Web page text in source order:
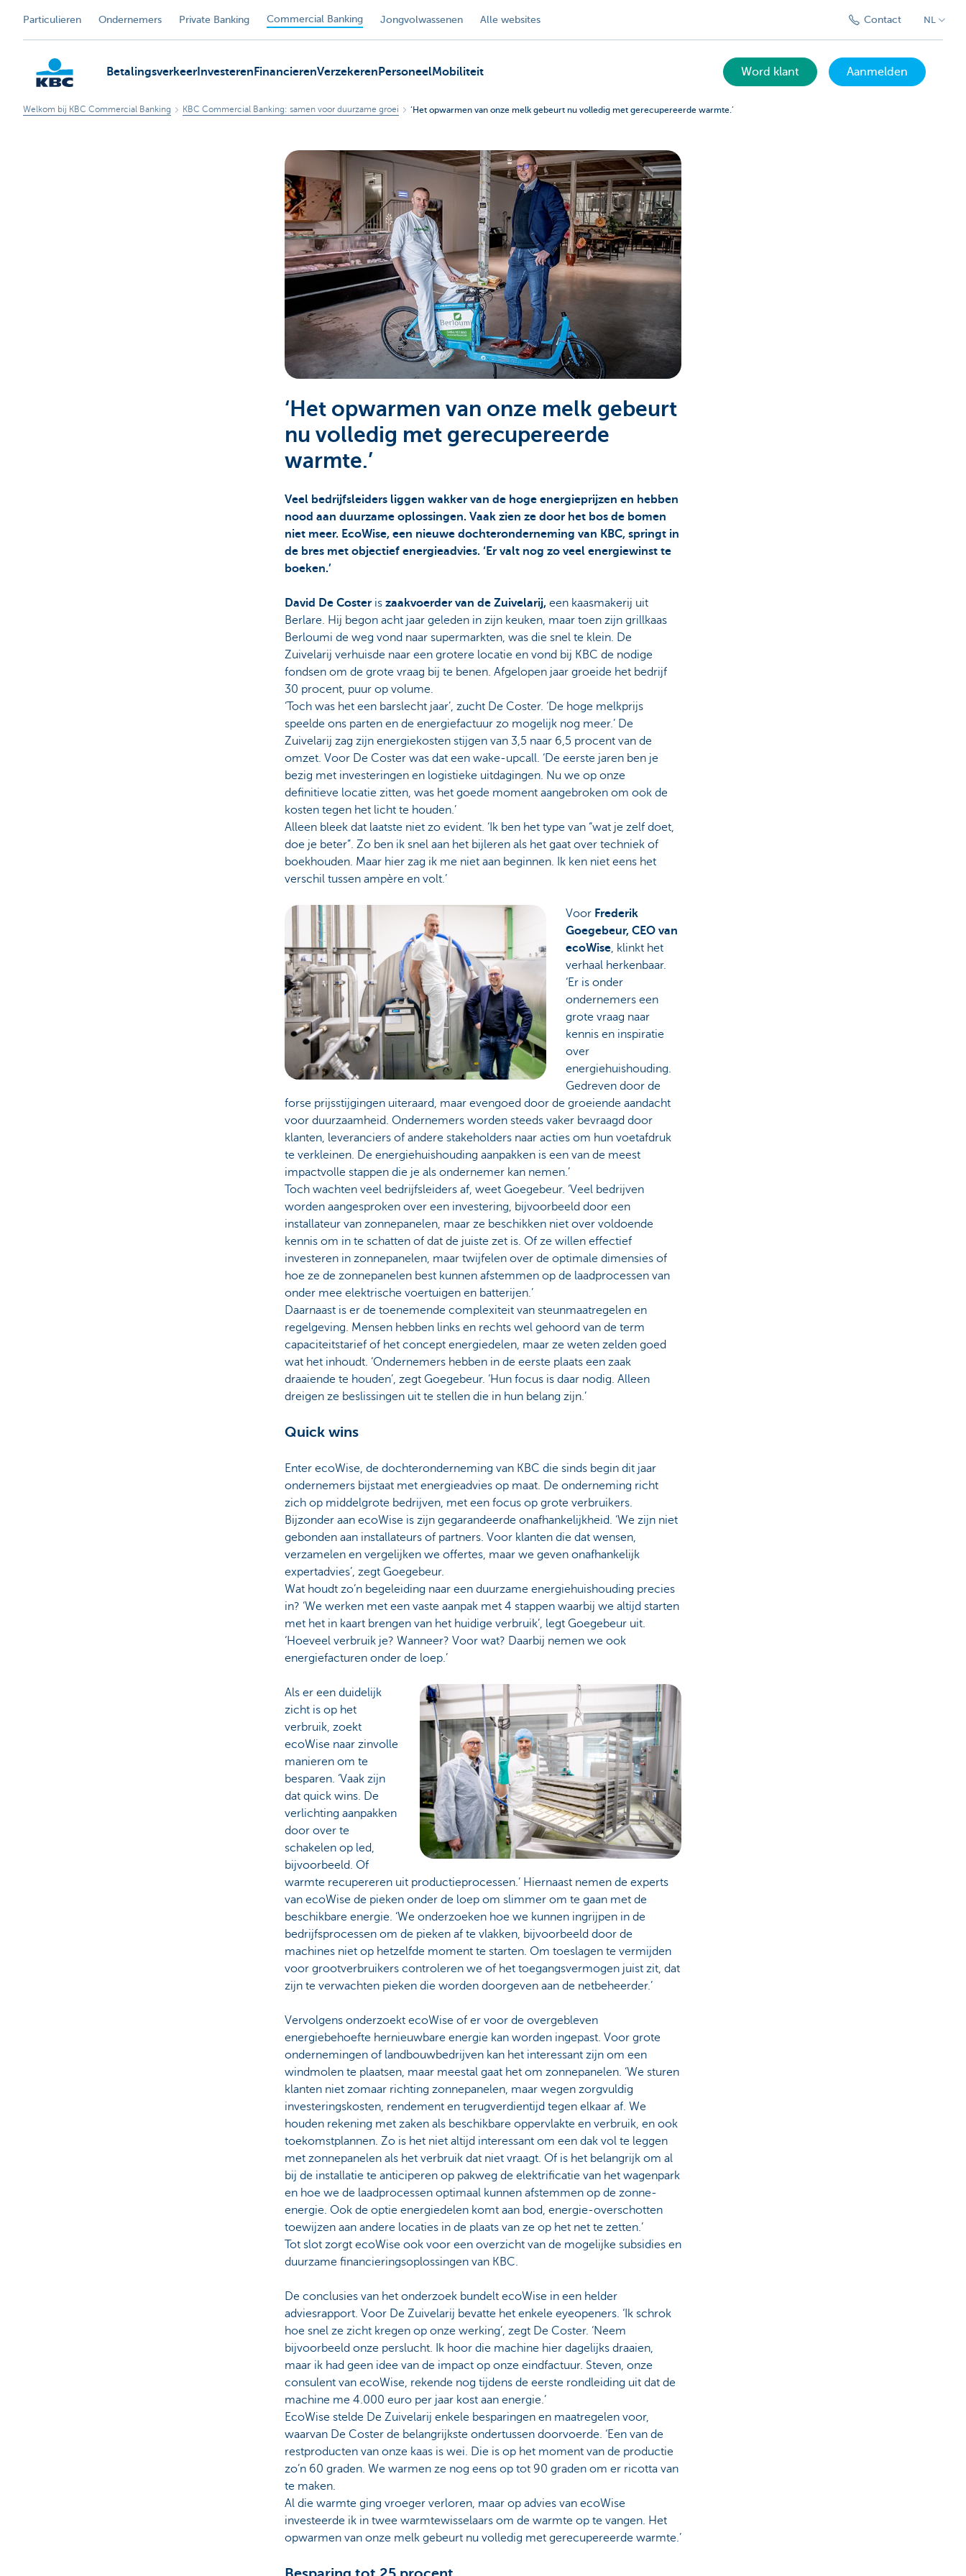
Particulieren Ondernemers Private Banking Commercial Banking Jongvolwassenen Alle websites Contact NL
Betalingsverkeer Investeren FinancierenVerzekeren PersoneelMobiliteit Word klant Aanmelden
Welkom bij KBC Commercial Banking KBC Commercial Banking: samen voor duurzame groei ‘Het opwarmen van onze melk gebeurt nu volledig met gerecupereerde warmte.’
‘Het opwarmen van onze melk gebeurt
nu volledig met gerecupereerde
warmte.’
Veel bedrijfsleiders liggen wakker van de hoge energieprijzen en hebben
nood aan duurzame oplossingen. Vaak zien ze door het bos de bomen
niet meer. EcoWise, een nieuwe dochteronderneming van KBC, springt in
de bres met objectief energieadvies. ‘Er valt nog zo veel energiewinst te
boeken.’
David De Costeris zaakvoerder van de Zuivelarij,een kaasmakerij uit
Berlare. Hij begon acht jaar geleden in zijn keuken, maar toen zijn grillkaas
Berloumi de weg vond naar supermarkten, was die snel te klein. De
Zuivelarij verhuisde naar een grotere locatie en vond bij KBC de nodige
fondsen om de grote vraag bij te benen. Afgelopen jaar groeide het bedrijf
30 procent, puur op volume.
‘Toch was het een barslecht jaar’, zucht De Coster. ‘De hoge melkprijs
speelde ons parten en de energiefactuur zo mogelijk nog meer.’ De
Zuivelarij zag zijn energiekosten stijgen van 3,5 naar 6,5 procent van de
omzet. Voor De Coster was dat een wake-upcall. ‘De eerste jaren ben je
bezig met investeringen en logistieke uitdagingen. Nu we op onze
definitieve locatie zitten, was het goede moment aangebroken om ook de
kosten tegen het licht te houden.’
Alleen bleek dat laatste niet zo evident. ‘Ik ben het type van “wat je zelf doet,
doe je beter”. Zo ben ik snel aan het bijleren als het gaat over techniek of
boekhouden. Maar hier zag ik me niet aan beginnen. Ik ken niet eens het
verschil tussen ampère en volt.’
Voor Frederik
Goegebeur, CEO van
ecoWise, klinkt het
verhaal herkenbaar.
‘Er is onder
ondernemers een
grote vraag naar
kennis en inspiratie
over
energiehuishouding.
Gedreven door de
forse prijsstijgingen uiteraard, maar evengoed door de groeiende aandacht
voor duurzaamheid. Ondernemers worden steeds vaker bevraagd door
klanten, leveranciers of andere stakeholders naar acties om hun voetafdruk
te verkleinen. De energiehuishouding aanpakken is een van de meest
impactvolle stappen die je als ondernemer kan nemen.’
Toch wachten veel bedrijfsleiders af, weet Goegebeur. ‘Veel bedrijven
worden aangesproken over een investering, bijvoorbeeld door een
installateur van zonnepanelen, maar ze beschikken niet over voldoende
kennis om in te schatten of dat de juiste zet is. Of ze willen effectief
investeren in zonnepanelen, maar twijfelen over de optimale dimensies of
hoe ze de zonnepanelen best kunnen afstemmen op de laadprocessen van
onder mee elektrische voertuigen en batterijen.’
Daarnaast is er de toenemende complexiteit van steunmaatregelen en
regelgeving. Mensen hebben links en rechts wel gehoord van de term
capaciteitstarief of het concept energiedelen, maar ze weten zelden goed
wat het inhoudt. ‘Ondernemers hebben in de eerste plaats een zaak
draaiende te houden’, zegt Goegebeur. ‘Hun focus is daar nodig. Alleen
dreigen ze beslissingen uit te stellen die in hun belang zijn.’
Quick wins
Enter ecoWise, de dochteronderneming van KBC die sinds begin dit jaar
ondernemers bijstaat met energieadvies op maat. De onderneming richt
zich op middelgrote bedrijven, met een focus op grote verbruikers.
Bijzonder aan ecoWise is zijn gegarandeerde onafhankelijkheid. ‘We zijn niet
gebonden aan installateurs of partners. Voor klanten die dat wensen,
verzamelen en vergelijken we offertes, maar we geven onafhankelijk
expertadvies’, zegt Goegebeur.
Wat houdt zo’n begeleiding naar een duurzame energiehuishouding precies
in? ‘We werken met een vaste aanpak met 4 stappen waarbij we altijd starten
met het in kaart brengen van het huidige verbruik’, legt Goegebeur uit.
‘Hoeveel verbruik je? Wanneer? Voor wat? Daarbij nemen we ook
energiefacturen onder de loep.’
Als er een duidelijk
zicht is op het
verbruik, zoekt
ecoWise naar zinvolle
manieren om te
besparen. ‘Vaak zijn
dat quick wins. De
verlichting aanpakken
door over te
schakelen op led,
bijvoorbeeld. Of
warmte recupereren uit productieprocessen.’ Hiernaast nemen de experts
van ecoWise de pieken onder de loep om slimmer om te gaan met de
beschikbare energie. ‘We onderzoeken hoe we kunnen ingrijpen in de
bedrijfsprocessen om de pieken af te vlakken, bijvoorbeeld door de
machines niet op hetzelfde moment te starten. Om toeslagen te vermijden
voor grootverbruikers controleren we of het toegangsvermogen juist zit, dat
zijn te verwachten pieken die worden doorgeven aan de netbeheerder.’
Vervolgens onderzoekt ecoWise of er voor de overgebleven
energiebehoefte hernieuwbare energie kan worden ingepast. Voor grote
ondernemingen of landbouwbedrijven kan het interessant zijn om een
windmolen te plaatsen, maar meestal gaat het om zonnepanelen. ‘We sturen
klanten niet zomaar richting zonnepanelen, maar wegen zorgvuldig
investeringskosten, rendement en terugverdientijd tegen elkaar af. We
houden rekening met zaken als beschikbare oppervlakte en verbruik, en ook
toekomstplannen. Zo is het niet altijd interessant om een dak vol te leggen
met zonnepanelen als het verbruik dat niet vraagt. Of is het belangrijk om al
bij de installatie te anticiperen op pakweg de elektrificatie van het wagenpark
en hoe we de laadprocessen optimaal kunnen afstemmen op de zonne-
energie. Ook de optie energiedelen komt aan bod, energie-overschotten
toewijzen aan andere locaties in de plaats van ze op het net te zetten.’
Tot slot zorgt ecoWise ook voor een overzicht van de mogelijke subsidies en
duurzame financieringsoplossingen van KBC.
De conclusies van het onderzoek bundelt ecoWise in een helder
adviesrapport. Voor De Zuivelarij bevatte het enkele eyeopeners. ‘Ik schrok
hoe snel ze zicht kregen op onze werking’, zegt De Coster. ‘Neem
bijvoorbeeld onze perslucht. Ik hoor die machine hier dagelijks draaien,
maar ik had geen idee van de impact op onze eindfactuur. Steven, onze
consulent van ecoWise, rekende nog tijdens de eerste rondleiding uit dat de
machine me 4.000 euro per jaar kost aan energie.’
EcoWise stelde De Zuivelarij enkele besparingen en maatregelen voor,
waarvan De Coster de belangrijkste ondertussen doorvoerde. ‘Een van de
restproducten van onze kaas is wei. Die is op het moment van de productie
zo’n 60 graden. We warmen ze nog eens op tot 90 graden om er ricotta van
te maken.
Al die warmte ging vroeger verloren, maar op advies van ecoWise
investeerde ik in twee warmtewisselaars om de warmte op te vangen. Het
opwarmen van onze melk gebeurt nu volledig met gerecupereerde warmte.’